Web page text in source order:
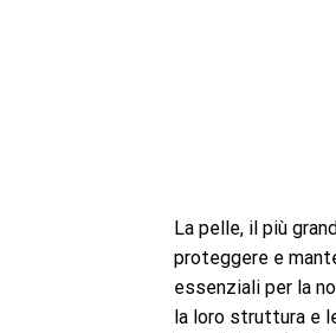
La pelle, il più
proteggere e
essenziali per la
la loro struttura e